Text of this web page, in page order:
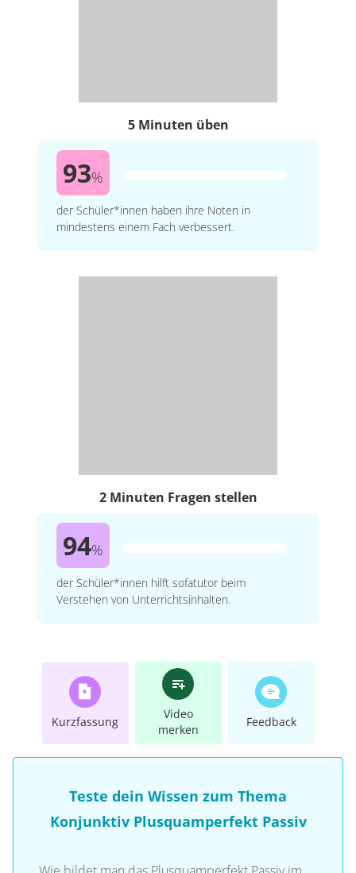
5 Minuten üben
93%
der Schüler*innen haben ihre Noten in
mindestens einem Fach verbessert.
2 Minuten Fragen stellen
94%
der Schüler*innen hilft sofatutor beim
Verstehen von Unterrichtsinhalten.
Kurzfassung
Video
merken
Feedback
Teste dein Wissen zum Thema
Konjunktiv Plusquamperfekt Passiv